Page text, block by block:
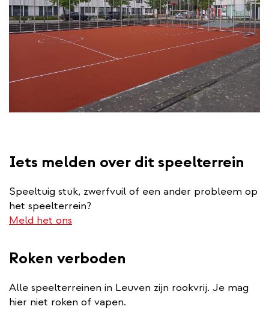
Iets melden over dit speelterrein
Speeltuig stuk, zwerfvuil of een ander probleem op
het speelterrein?
Meld het ons
Roken verboden
Alle speelterreinen in Leuven zijn rookvrij. Je mag
hier niet roken of vapen.